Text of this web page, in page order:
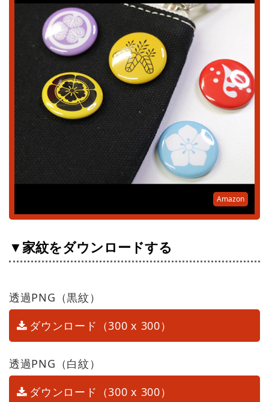
Amazon
▼家紋をダウンロードする
透過PNG（黒紋）
ダウンロード（300 x 300）
透過PNG（白紋）
ダウンロード（300 x 300）